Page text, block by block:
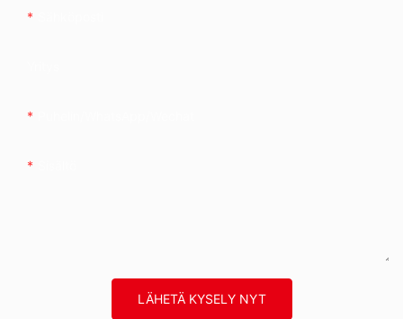
LÄHETÄ KYSELY NYT